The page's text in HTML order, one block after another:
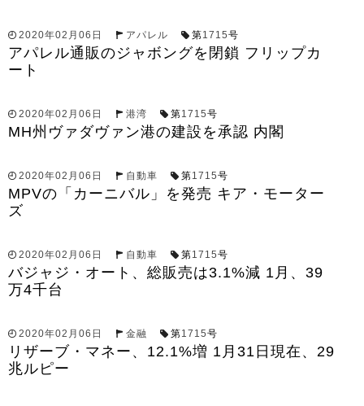
2020年02月06日 アパレル 第1715号
アパレル通販のジャボングを閉鎖 フリップカ
ート
2020年02月06日 港湾 第1715号
MH州ヴァダヴァン港の建設を承認 内閣
2020年02月06日 自動車 第1715号
MPVの「カーニバル」を発売 キア・モーター
ズ
2020年02月06日 自動車 第1715号
バジャジ・オート、総販売は3.1%減 1月、39
万4千台
2020年02月06日 金融 第1715号
リザーブ・マネー、12.1%増 1月31日現在、29
兆ルピー